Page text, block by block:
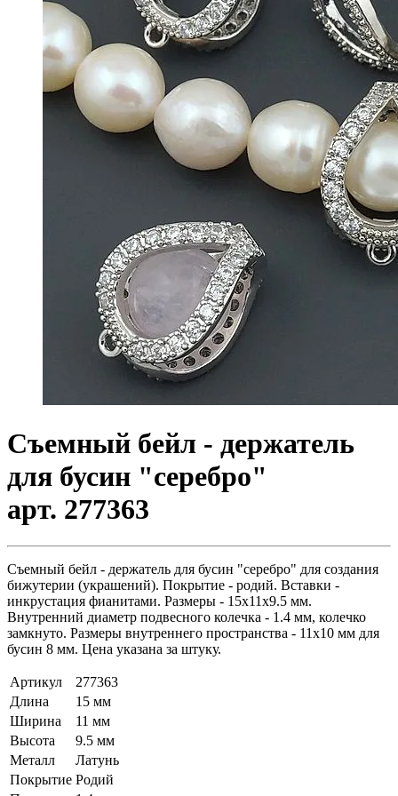
Съемный бейл - держатель
для бусин "серебро"
арт. 277363
Съемный бейл - держатель для бусин "серебро" для создания
бижутерии (украшений). Покрытие - родий. Вставки -
инкрустация фианитами. Размеры - 15х11х9.5 мм.
Внутренний диаметр подвесного колечка - 1.4 мм, колечко
замкнуто. Размеры внутреннего пространства - 11х10 мм для
бусин 8 мм. Цена указана за штуку.
Артикул
277363
Длина
15 мм
Ширина
11 мм
Высота
9.5 мм
Металл
Латунь
Покрытие Родий